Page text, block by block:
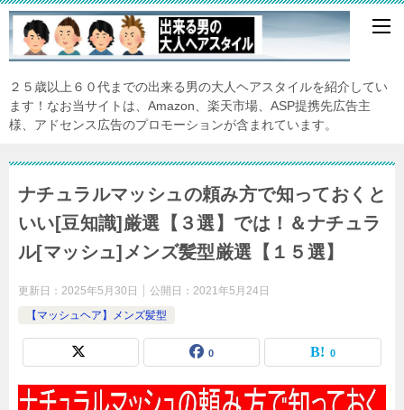
２５歳以上６０代までの出来る男の大人ヘアスタイルを紹介してい
ます！なお当サイトは、Amazon、楽天市場、ASP提携先広告主
様、アドセンス広告のプロモーションが含まれています。
ナチュラルマッシュの頼み方で知っておくと
いい[豆知識]厳選【３選】では！＆ナチュラ
ル[マッシュ]メンズ髪型厳選【１５選】
更新日： 2025年5月30日 公開日： 2021年5月24日
【マッシュヘア】メンズ髪型
0 0